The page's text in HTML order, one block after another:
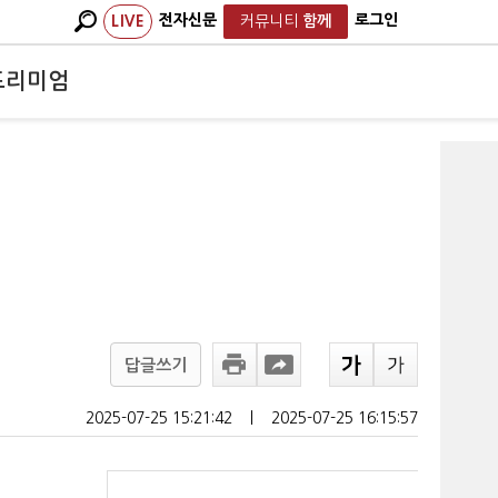
LIVE 전자신문 커뮤니티 함께 로그인
리미엄
답글쓰기
2025-07-25 15:21:42 2025-07-25 16:15:57